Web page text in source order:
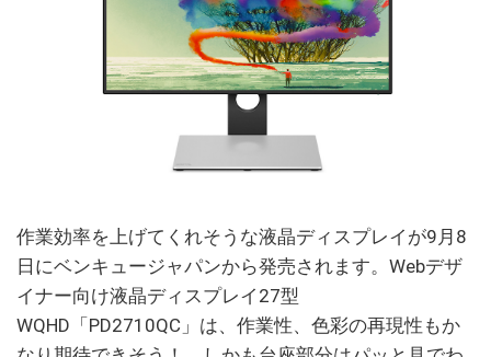
作業効率を上げてくれそうな液晶ディスプレイが9月8
日にベンキュージャパンから発売されます。Webデザ
イナー向け液晶ディスプレイ27型
WQHD「PD2710QC」は、作業性、色彩の再現性もか